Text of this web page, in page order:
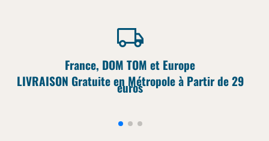
France, DOM TOM et Europe
LIVRAISON Gratuite en Métropole à Partir de 29
euros